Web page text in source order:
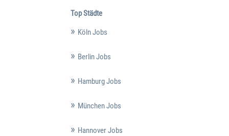
Top Städte
Köln Jobs
Berlin Jobs
Hamburg Jobs
München Jobs
Hannover Jobs